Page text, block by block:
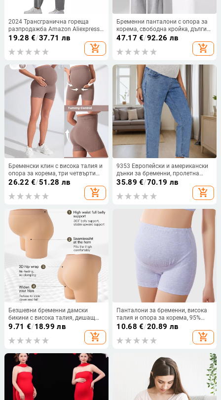
2024 Трансгранична гореща
разпродажба Amazon Aliexpress
Export Explosion Models
Многоцветни панталони за
бременни с поддръжка на корема
19.28 €/37.71 лв
add_shopping_cart
Бременни панталони с опора за
корема, свободна кройка, дълги
панталони, плат смесен памук-
полиестер (50-70% памук, 30-50%
полиестер)
47.17 €/92.26 лв
add_shopping_cart
Бременски клин с висока талия и
опора за корема, три четвърти
дължина (Найлон 95% + спандекс
абдоминална поддръжка)
26.22 €/51.28 лв
add_shopping_cart
9353 Европейски и американски
дънки за бременни, пролетна
мода, универсални панталони за
поддръжка на корема, широки
дълги панталони, връхни дрехи
бременни
35.89 €/70.19 лв
add_shopping_cart
Безшевни бременни дамски
бикини с висока талия, дишащ
найлон
9.71 €/18.99 лв
add_shopping_cart
Панталони за бременни, висока
талия и опора за корема, 95%
памук, памучна подплата,
подходящи за всички сезони
10.68 €/20.89 лв
add_shopping_cart